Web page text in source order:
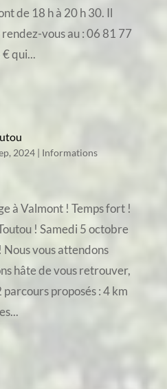
de 18 h à 20 h 30. Il
vous au : 06 81 77
qui...
2024| Informations
à Valmont ! Temps fort !
! Samedi 5 octobre
vous attendons
hâte de vous retrouver,
parcours proposés : 4 km